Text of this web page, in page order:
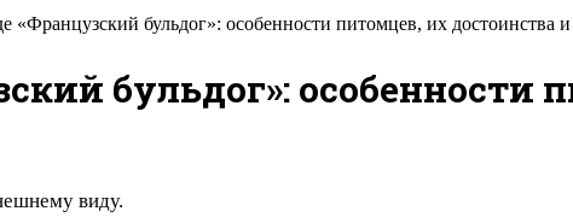
«Французский бульдог»: особенности питомцев, их достоинства и
бульдог»: особенности
виду.